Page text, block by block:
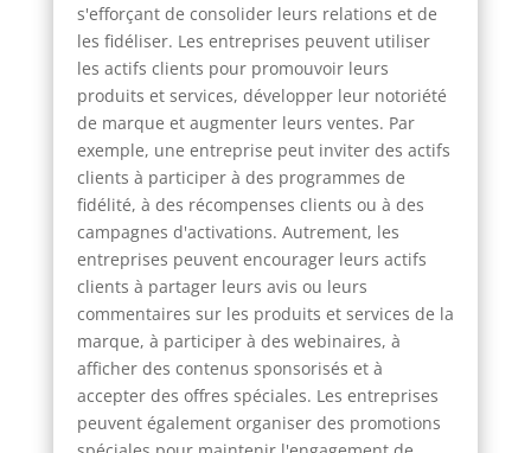
s'efforçant de consolider leurs relations et de
les fidéliser. Les entreprises peuvent utiliser
les actifs clients pour promouvoir leurs
produits et services, développer leur notoriété
de marque et augmenter leurs ventes. Par
exemple, une entreprise peut inviter des actifs
clients à participer à des programmes de
fidélité, à des récompenses clients ou à des
campagnes d'activations. Autrement, les
entreprises peuvent encourager leurs actifs
clients à partager leurs avis ou leurs
commentaires sur les produits et services de la
marque, à participer à des webinaires, à
afficher des contenus sponsorisés et à
accepter des offres spéciales. Les entreprises
peuvent également organiser des promotions